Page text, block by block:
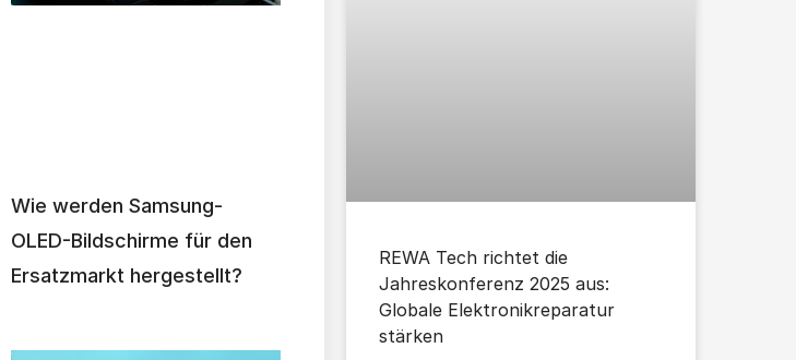
Wie werden Samsung-
OLED-Bildschirme für den
Ersatzmarkt hergestellt?
REWA Tech richtet die
Jahreskonferenz 2025 aus:
Globale Elektronikreparatur
stärken